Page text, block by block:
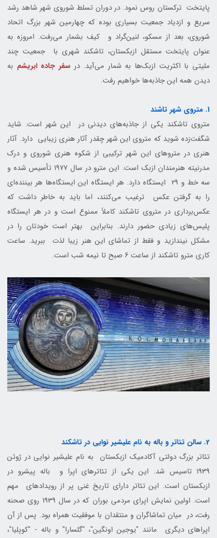
پایتخت ترکستان روس نمود. در دوران تسلط شوروی شهر شاهد رشد
سریع و ازدیاد جمعیت بسیاری بوده که چهارمین شهر بزرگ اتحاد
شوروی، بعد از مسکو، لنین‌گراد و کیف بشمار می‌رفت. امروزه به
عنوان پایتخت مستقل ازبکستان، تاشکند شهری با جمعیت چند
ملیتی با اکثریت ازبک‌ها به‌ شمار می‌آید. درسفر جاده ابریشم به
دیدن همه این جاذبه‌ها خواهیم رفت.
1. متروی شهر تاشند
متروی تاشکند یکی از جاذبه‌های دیدنی در این شهر است. شاید
شگفت‌زده شوید که متروی این شهر چقدر آثار هنری زیبایی دارد. آثار
هنری در متروهای این شهر ترکیبی از شکوه هنری شوروی و درک
مدرنیته هنرمندان ازبک است. این مترو در سال ۱۹۷۷ تأسیس شده و
سه خط و ۲۹ ایستگاه دارد. هر ایستگاه این ایستگاه‌ها هر بیننده‌ای
را به گرفتن عکس ترغیب می‌کنند، اما باید به خاطر داشت که
عکس‌برداری در متروی تاشکند کاملاً ممنوع است و در هر ایستگاه
پلیس‌های زیادی حضور دارند. بنابراین بهتر است خودتان را در
مشکل نیندازید و فقط از تماشای این هنر زیبا لذت ببرید. ساعت
کاری مترو تاشکند از ساعت ۶ صبح تا نیمه شب است.
2. سالن تئاتر و باله به نام علیشیر نوایی در تاشکند
تئاتر بزرگ دولتی آکادمیک ازبکستان به نام علیشیر نوایی در ژوئن
1939 تاسیس شد. این یکی از تئاترهای اپرا و باله پیشرو در
ازبکستان است. این تئاتر دارای تاریخ غنی پر از رویدادهای مهم
است. اولین نمایش اپرای مردمی بوران که در سال 1939 روی صحنه
رفت، در میان تماشاگران و منتقدان با موفقیت همراه بود. پس از آن
اپراهای دیگری مانند "یوجین اونگین"، "گلسارا" و باله - "کوپلیا"،